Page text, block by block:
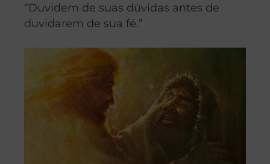
“Duvidem de suas dúvidas antes de
duvidarem de sua fé.”